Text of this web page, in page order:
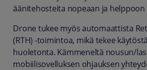
äänitehosteita nopeaan ja
Drone tukee myös automaattista
(RTH) -toimintoa, mikä tekee
huoletonta. Kämmeneltä nousun/
mobiilisovelluksen ohjauksen